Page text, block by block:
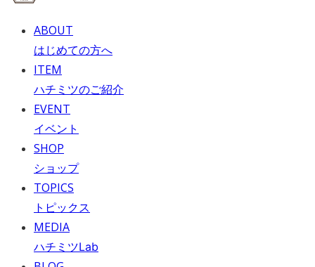
ABOUT
はじめての方へ
ITEM
ハチミツのご紹介
EVENT
イベント
SHOP
ショップ
TOPICS
トピックス
MEDIA
ハチミツLab